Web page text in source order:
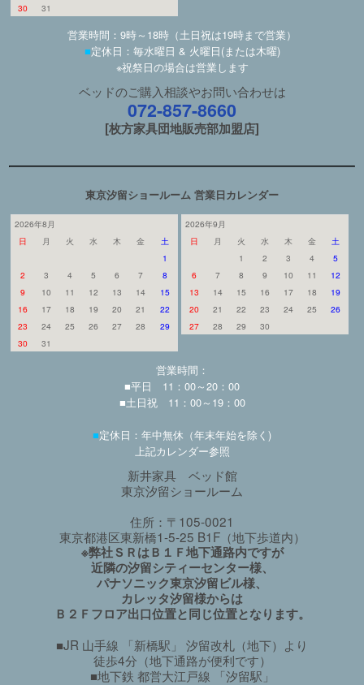
30
31
営業時間：9時～18時（土日祝は19時まで営業）
■定休日：毎水曜日 & 火曜日(または木曜)
※祝祭日の場合は営業します
ベッドのご購入相談やお問い合わせは
072-857-8660
[枚方家具団地販売部加盟店]
東京汐留ショールーム 営業日カレンダー
2026年8月
日
月 火 水 木 金
土
1
2
3 4 5 6 7
8
9
10 11 12 13 14
15
16
17 18 19 20 21
22
23
24 25 26 27 28
29
30
31
2026年9月
日
月 火 水 木 金
土
1
2 3 4
5
6
7 8 9 10 11
12
13
14 15 16 17 18
19
20
21 22 23 24 25
26
27
28 29 30
営業時間：
■平日 11：00～20：00
■土日祝 11：00～19：00
■定休日：年中無休（年末年始を除く)
上記カレンダー参照
新井家具 ベッド館
東京汐留ショールーム
住所：〒105-0021
東京都港区東新橋1-5-25 B1F（地下歩道内）
※弊社ＳＲはＢ１Ｆ地下通路内ですが
近隣の汐留シティーセンター様、
パナソニック東京汐留ビル様、
カレッタ汐留様からは
Ｂ２Ｆフロア出口位置と同じ位置となります。
■JR 山手線 「新橋駅」 汐留改札（地下）より
徒歩4分（地下通路が便利です）
■地下鉄 都営大江戸線 「汐留駅」